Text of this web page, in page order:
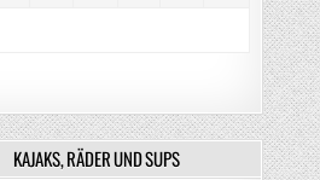
KAJAKS, RÄDER UND SUPS